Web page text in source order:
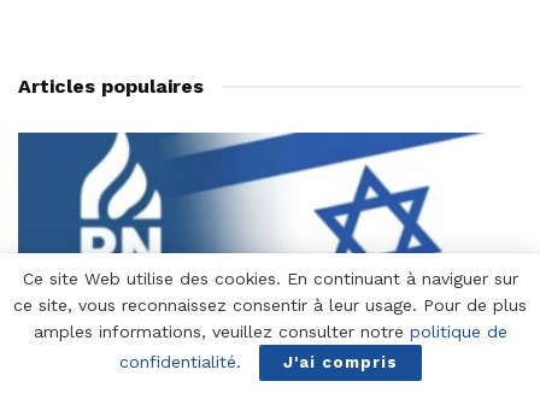
Articles populaires
Ce site Web utilise des cookies. En continuant à naviguer sur
ce site, vous reconnaissez consentir à leur usage. Pour de plus
amples informations, veuillez consulter notre politique de
confidentialité. J'ai compris